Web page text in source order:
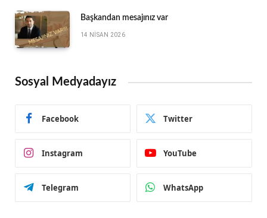
Başkandan mesajınız var
14 NISAN 2026
Sosyal Medyadayız
Facebook Twitter
Instagram YouTube
Telegram WhatsApp